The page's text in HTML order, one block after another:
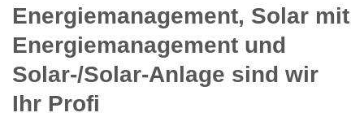
Energiemanagement, Solar mit
Energiemanagement und
Solar-/Solar-Anlage sind wir
Ihr Profi